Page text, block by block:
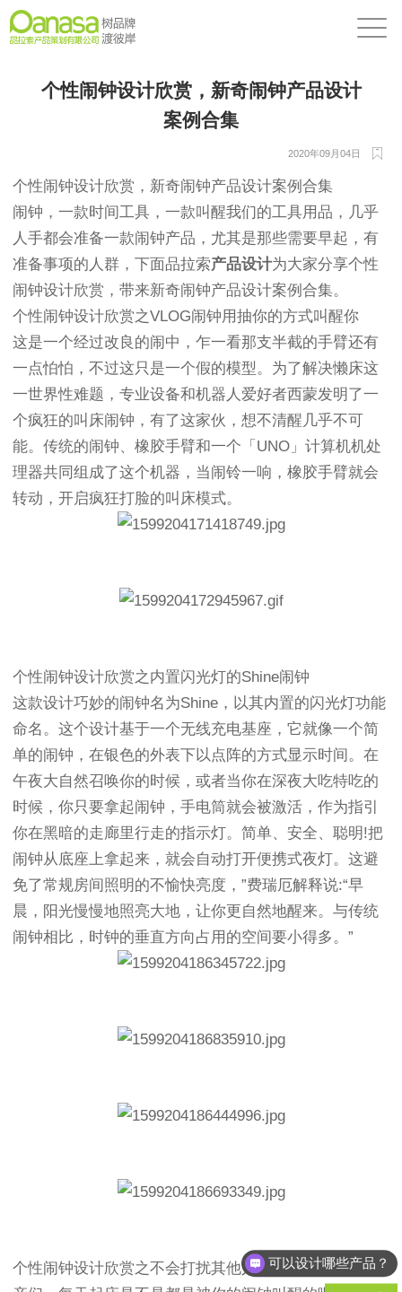
个性闹钟设计欣赏，新奇闹钟产品设计
案例合集
2020年09月04日
个性闹钟设计欣赏，新奇闹钟产品设计案例合集
闹钟，一款时间工具，一款叫醒我们的工具用品，几乎
人手都会准备一款闹钟产品，尤其是那些需要早起，有
准备事项的人群，下面品拉索产品设计为大家分享个性
闹钟设计欣赏，带来新奇闹钟产品设计案例合集。
个性闹钟设计欣赏之VLOG闹钟用抽你的方式叫醒你
这是一个经过改良的闹中，乍一看那支半截的手臂还有
一点怕怕，不过这只是一个假的模型。为了解决懒床这
一世界性难题，专业设备和机器人爱好者西蒙发明了一
个疯狂的叫床闹钟，有了这家伙，想不清醒几乎不可
能。传统的闹钟、橡胶手臂和一个「UNO」计算机机处
理器共同组成了这个机器，当闹铃一响，橡胶手臂就会
转动，开启疯狂打脸的叫床模式。
个性闹钟设计欣赏之内置闪光灯的Shine闹钟
这款设计巧妙的闹钟名为Shine，以其内置的闪光灯功能
命名。这个设计基于一个无线充电基座，它就像一个简
单的闹钟，在银色的外表下以点阵的方式显示时间。在
午夜大自然召唤你的时候，或者当你在深夜大吃特吃的
时候，你只要拿起闹钟，手电筒就会被激活，作为指引
你在黑暗的走廊里行走的指示灯。简单、安全、聪明!把
闹钟从底座上拿起来，就会自动打开便携式夜灯。这避
免了常规房间照明的不愉快亮度，”费瑞厄解释说:“早
晨，阳光慢慢地照亮大地，让你更自然地醒来。与传统
闹钟相比，时钟的垂直方向占用的空间要小得多。”
个性闹钟设计欣赏之不会打扰其他人得闹钟可以设计哪些产品？